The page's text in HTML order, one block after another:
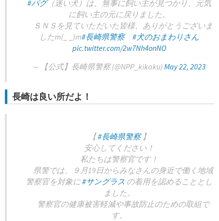
#パグ（迷い犬）は、無事に飼い主が見つかり、元気
に飼い主の元に戻りました。
ＳＮＳを見ていただいた皆様、ありがとうございま
したm(_ _)m#長崎県警察
#犬のおまわりさん
pic.twitter.com/2w7Nh4onNO
— 【公式】長崎県警察 (@NPP_kikaku) May 22, 2023
長崎は良い所だよ！
【#長崎県警察】
安心してください！
私たちは警察官です！
県警では、９月19日からみなさんの身近で働く地域
警察官を対象に#サングラス の着用を認めることとし
ました。
警察官の健康被害軽減や事故防止のための取組で
す。